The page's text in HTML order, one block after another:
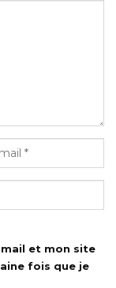
et mon site
fois que je